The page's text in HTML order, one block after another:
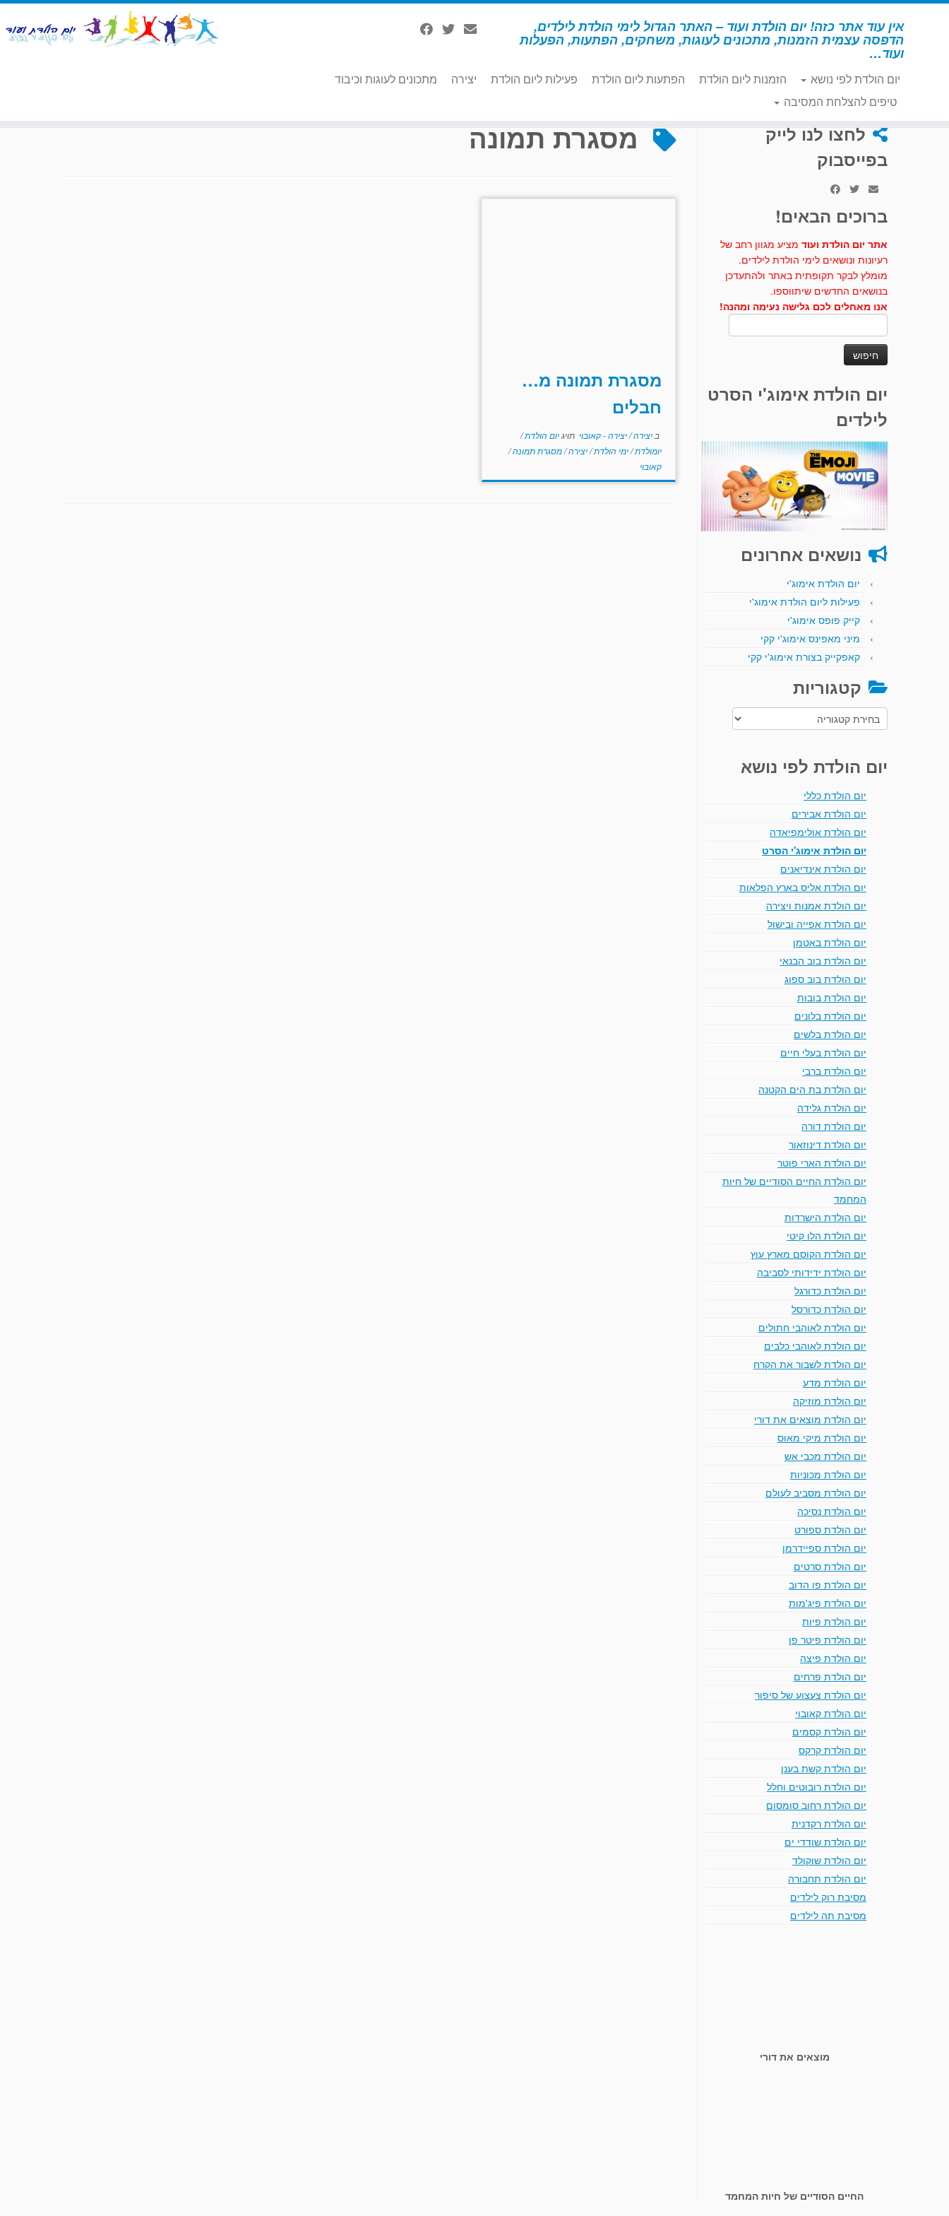
דלג
אין עוד אתר כזה! יום הולדת ועוד – האתר הגדול לימי הולדת לילדים,
הדפסה עצמית הזמנות, מתכונים לעוגות, משחקים, הפתעות, הפעלות
ועוד…
יום הולדת לפי נושא הזמנות ליום הולדת הפתעות ליום הולדת פעילות ליום הולדת יצירה
מתכונים לעוגות וכיבוד
טיפים להצלחת המסיבה
דף הבית » מסגרת תמונה
לחצו לנו לייק
בפייסבוק
ברוכים הבאים!
אתר יום הולדת ועוד מציע מגוון רחב של
רעיונות ונושאים לימי הולדת לילדים.
מומלץ לבקר תקופתית באתר ולהתעדכן
בנושאים החדשים שיתווספו.
אנו מאחלים לכם גלישה נעימה ומהנה!
יום הולדת אימוג'י הסרט
לילדים
נושאים אחרונים
יום הולדת אימוג'י
פעילות ליום הולדת אימוג'י
קייק פופס אימוג'י
מיני מאפינס אימוג'י קקי
קאפקייק בצורת אימוג'י קקי
קטגוריות
קטגוריות
יום הולדת לפי נושא
יום הולדת כללי
יום הולדת אבירים
יום הולדת אולימפיאדה
יום הולדת אימוג'י הסרט
יום הולדת אינדיאנים
יום הולדת אליס בארץ הפלאות
יום הולדת אמנות ויצירה
יום הולדת אפייה ובישול
יום הולדת באטמן
יום הולדת בוב הבנאי
יום הולדת בוב ספוג
יום הולדת בובות
יום הולדת בלונים
יום הולדת בלשים
יום הולדת בעלי חיים
יום הולדת ברבי
יום הולדת בת הים הקטנה
יום הולדת גלידה
יום הולדת דורה
יום הולדת דינוזאור
יום הולדת הארי פוטר
יום הולדת החיים הסודיים של חיות
המחמד
יום הולדת הישרדות
יום הולדת הלו קיטי
יום הולדת הקוסם מארץ עוץ
יום הולדת ידידותי לסביבה
יום הולדת כדורגל
יום הולדת כדורסל
יום הולדת לאוהבי חתולים
יום הולדת לאוהבי כלבים
יום הולדת לשבור את הקרח
יום הולדת מדע
יום הולדת מוזיקה
יום הולדת מוצאים את דורי
יום הולדת מיקי מאוס
יום הולדת מכבי אש
יום הולדת מכוניות
יום הולדת מסביב לעולם
יום הולדת נסיכה
יום הולדת ספורט
יום הולדת ספיידרמן
יום הולדת סרטים
יום הולדת פו הדוב
יום הולדת פיג'מות
יום הולדת פיות
יום הולדת פיטר פן
יום הולדת פיצה
יום הולדת פרחים
יום הולדת צעצוע של סיפור
יום הולדת קאובוי
יום הולדת קסמים
יום הולדת קרקס
יום הולדת קשת בענן
יום הולדת רובוטים וחלל
יום הולדת רחוב סומסום
יום הולדת רקדנית
יום הולדת שודדי ים
יום הולדת שוקולד
יום הולדת תחבורה
מסיבת רוק לילדים
מסיבת תה לילדים
מוצאים את דורי
החיים הסודיים של חיות המחמד
מסגרת תמונה
מסגרת תמונה מ…
חבלים
ביצירה/יצירה - קאובוי תויגיום הולדת/
יומולדת/ימי הולדת/יצירה/מסגרת תמונה/
קאובוי